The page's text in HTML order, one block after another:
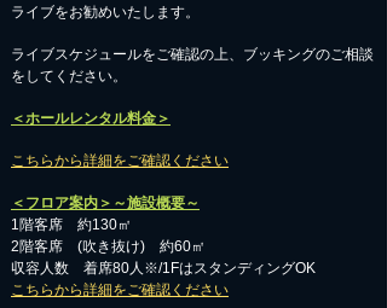
ライブをお勧めいたします。
​ライブスケジュールをご確認の上、ブッキングのご相談
をしてください。
＜ホールレンタル料金＞
こちらから詳細をご確認ください
＜フロア案内＞～施設概要～
1階客席 約130㎡
2階客席 (吹き抜け) 約60㎡
収容人数 着席80人※/1FはスタンディングOK
こちらから詳細をご確認ください